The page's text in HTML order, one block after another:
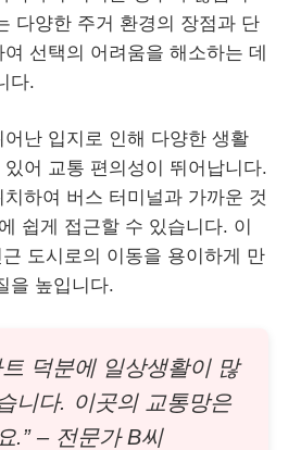
다양한 주거 환경의 장점과 단
선택의 어려움을 해소하는 데
다.
난 입지로 인해 다양한 생활
어 교통 편의성이 뛰어납니다.
하여 버스 터미널과 가까운 것
쉽게 접근할 수 있습니다. 이
도시로의 이동을 용이하게 만
을 높입니다.
덕분에 일상생활이 많
니다. 이곳의 교통망은
.” – 전문가 B씨